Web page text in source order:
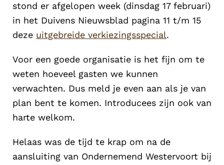
stond er afgelopen week (dinsdag 17 februari)
in het Duivens Nieuwsblad pagina 11 t/m 15
deze uitgebreide verkiezingsspecial.
Voor een goede organisatie is het fijn om te
weten hoeveel gasten we kunnen
verwachten. Dus meld je even aan als je van
plan bent te komen. Introducees zijn ook van
harte welkom.
Helaas was de tijd te krap om na de
aansluiting van Ondernemend Westervoort bij